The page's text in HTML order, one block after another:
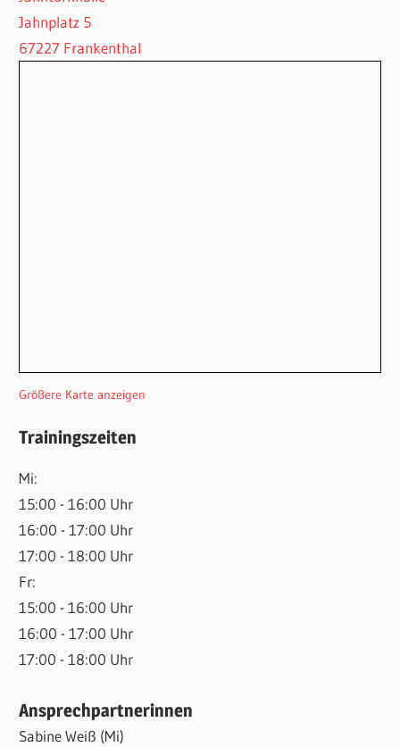
Jahnplatz 5
67227 Frankenthal
Größere Karte anzeigen
Trainingszeiten
Mi:
15:00 - 16:00 Uhr
16:00 - 17:00 Uhr
17:00 - 18:00 Uhr
Fr:
15:00 - 16:00 Uhr
16:00 - 17:00 Uhr
17:00 - 18:00 Uhr
Ansprechpartnerinnen
Sabine Weiß (Mi)